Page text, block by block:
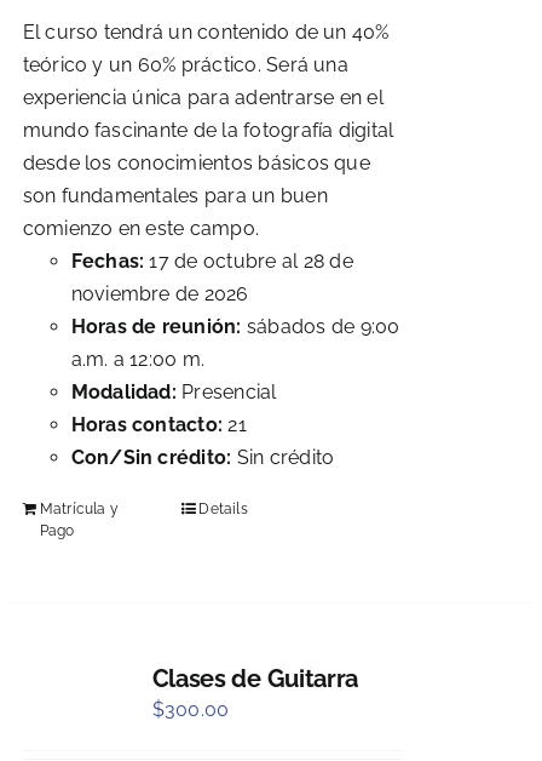
El curso tendrá un contenido de un 40%
teórico y un 60% práctico. Será una
experiencia única para adentrarse en el
mundo fascinante de la fotografía digital
desde los conocimientos básicos que
son fundamentales para un buen
comienzo en este campo.
Fechas: 17 de octubre al 28 de
noviembre de 2026
Horas de reunión: sábados de 9:00
a.m. a 12:00 m.
Modalidad: Presencial
Horas contacto: 21
Con/Sin crédito: Sin crédito
Matrícula y
Pago
Details
Clases de Guitarra
$300.00